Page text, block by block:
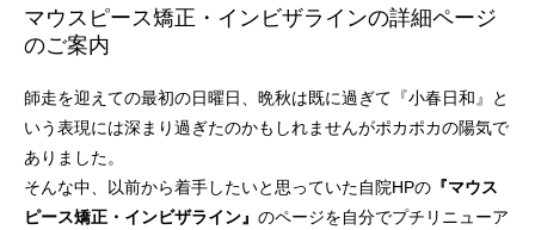
マウスピース矯正・インビザラインの詳細ページ
のご案内
師走を迎えての最初の日曜日、晩秋は既に過ぎて『小春日和』と
いう表現には深まり過ぎたのかもしれませんがポカポカの陽気で
ありました。
そんな中、以前から着手したいと思っていた自院HPの 『マウス
ピース矯正・インビザライン』 のページを自分でプチリニューア